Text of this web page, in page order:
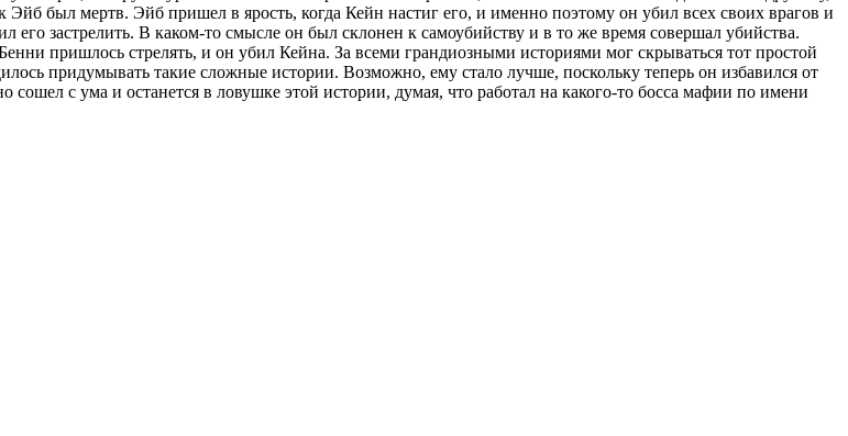
Эйб был мертв. Эйб пришел в ярость, когда Кейн настиг его, и именно поэтому он убил всех своих врагов и
застрелить. В каком-то смысле он был склонен к самоубийству и в то же время совершал убийства.
пришлось стрелять, и он убил Кейна. За всеми грандиозными историями мог скрываться тот простой
придумывать такие сложные истории. Возможно, ему стало лучше, поскольку теперь он избавился от
с ума и останется в ловушке этой истории, думая, что работал на какого-то босса мафии по имени